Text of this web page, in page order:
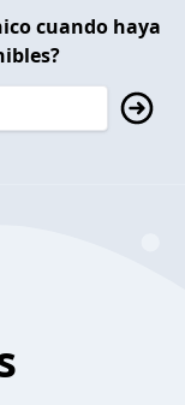
cuando haya